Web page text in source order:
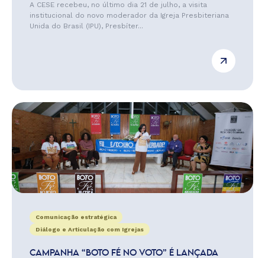
A CESE recebeu, no último dia 21 de julho, a visita
institucional do novo moderador da Igreja Presbiteriana
Unida do Brasil (IPU), Presbíter...
Comunicação estratégica
Diálogo e Articulação com Igrejas
CAMPANHA “BOTO FÉ NO VOTO” É LANÇADA